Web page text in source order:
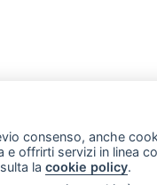
consenso, anche
offrirti servizi in linea
la cookie policy.